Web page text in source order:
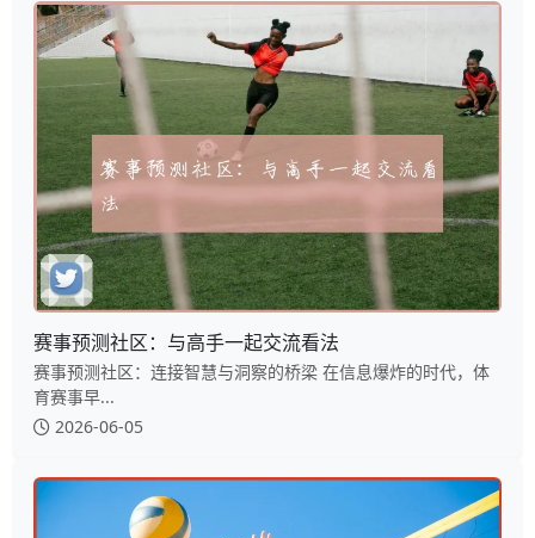
赛事预测社区：与高手一起交流看法
赛事预测社区：连接智慧与洞察的桥梁 在信息爆炸的时代，体
育赛事早...
2026-06-05